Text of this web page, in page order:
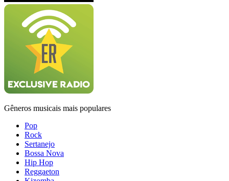
Gêneros musicais mais populares
Pop
Rock
Sertanejo
Bossa Nova
Hip Hop
Reggaeton